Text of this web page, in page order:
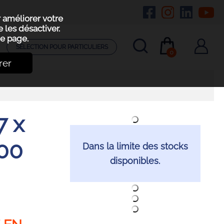
améliorer votre
les désactiver.
page.
SÉLECTION POUR PARTICULIERS
0
x
Dans la limite des stocks
disponibles.